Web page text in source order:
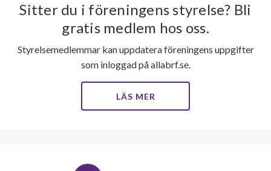
Sitter du i föreningens styrelse? Bli
gratis medlem hos oss.
Styrelsemedlemmar kan uppdatera föreningens uppgifter
som inloggad på allabrf.se.
LÄS MER